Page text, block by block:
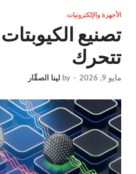
الأجهزة والإلكترونيات
تصنيع
تتحرك
مايو 9, 2026 -
by لينا الصقّار